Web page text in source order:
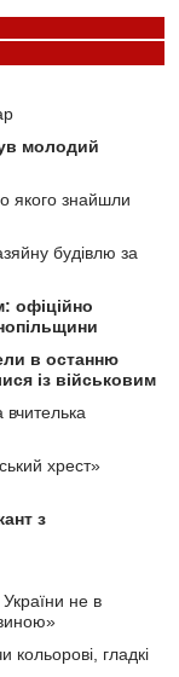
молодий
якого знайшли
будівлю за
офіційно
в останню
із військовим
хрест»
з
не в
кольорові, гладкі